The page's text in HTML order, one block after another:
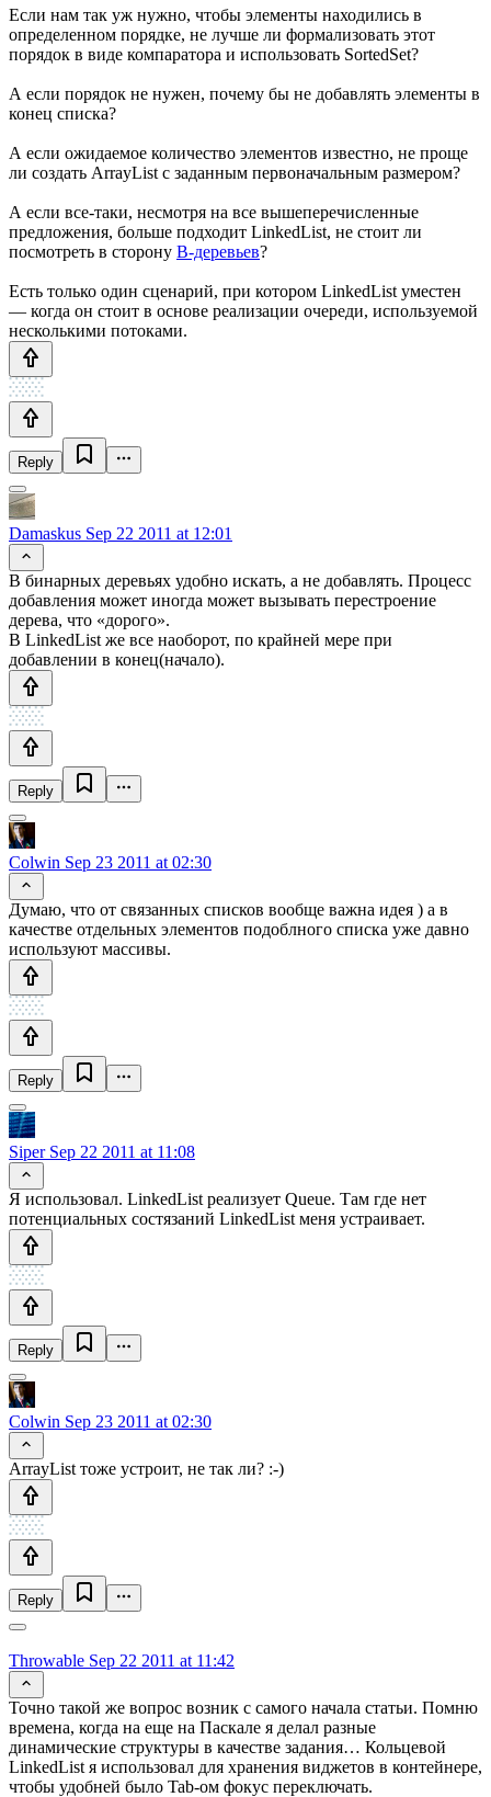
Если нам так уж нужно, чтобы элементы находились в
определенном порядке, не лучше ли формализовать этот
порядок в виде компаратора и использовать SortedSet?
А если порядок не нужен, почему бы не добавлять элементы в
конец списка?
А если ожидаемое количество элементов известно, не проще
ли создать ArrayList с заданным первоначальным размером?
А если все-таки, несмотря на все вышеперечисленные
предложения, больше подходит LinkedList, не стоит ли
посмотреть в сторону B-деревьев?
Есть только один сценарий, при котором LinkedList уместен
— когда он стоит в основе реализации очереди, используемой
несколькими потоками.
Reply
Damaskus Sep 22 2011 at 12:01
В бинарных деревьях удобно искать, а не добавлять. Процесс
добавления может иногда может вызывать перестроение
дерева, что «дорого».
В LinkedList же все наоборот, по крайней мере при
добавлении в конец(начало).
Reply
Colwin Sep 23 2011 at 02:30
Думаю, что от связанных списков вообще важна идея ) а в
качестве отдельных элементов подоблного списка уже давно
используют массивы.
Reply
SiperSep 22 2011 at 11:08
Я использовал. LinkedList реализует Queue. Там где нет
потенциальных состязаний LinkedList меня устраивает.
Reply
Colwin Sep 23 2011 at 02:30
ArrayList тоже устроит, не так ли? :-)
Reply
Throwable Sep 22 2011 at 11:42
Точно такой же вопрос возник с самого начала статьи. Помню
времена, когда на еще на Паскале я делал разные
динамические структуры в качестве задания… Кольцевой
LinkedList я использовал для хранения виджетов в контейнере,
чтобы удобней было Tab-ом фокус переключать.